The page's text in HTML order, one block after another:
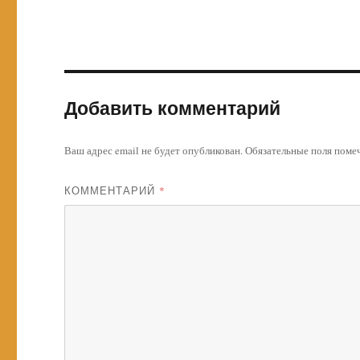
Добавить комментарий
Ваш адрес email не будет опубликован.Обязательные поля
КОММЕНТАРИЙ *